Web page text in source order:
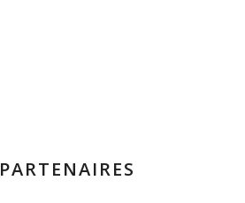
PARTENAIRES